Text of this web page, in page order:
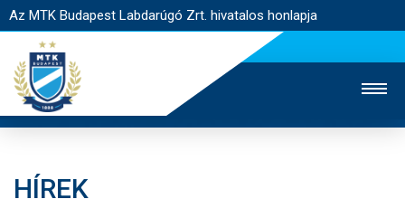
Az MTK Budapest Labdarúgó Zrt. hivatalos honlapja
HÍREK